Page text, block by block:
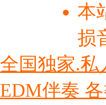
本
损
全国独家.私
EDM伴奏